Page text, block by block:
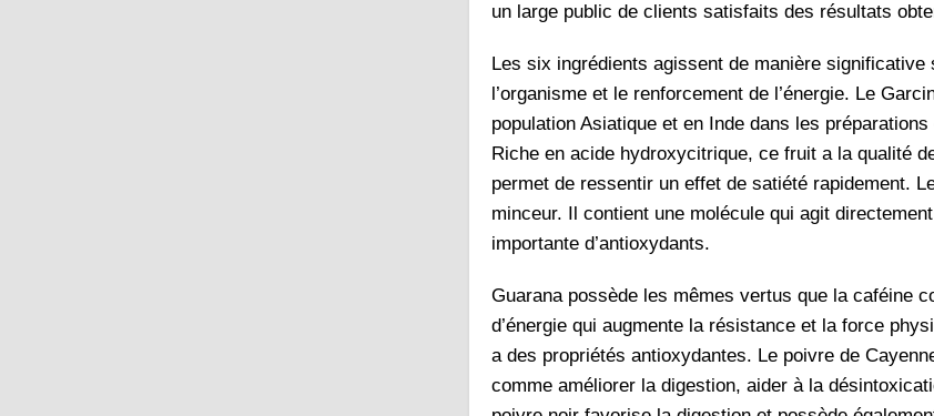
un large public de clients satisfaits des résultats
Les six ingrédients agissent de manière
l’organisme et le renforcement de l’énergie. Le
population Asiatique et en Inde dans les
Riche en acide hydroxycitrique, ce fruit a la qualité
permet de ressentir un effet de satiété rapidement.
minceur. Il contient une molécule qui agit
importante d’antioxydants.
Guarana possède les mêmes vertus que la caféine
d’énergie qui augmente la résistance et la force
a des propriétés antioxydantes. Le poivre de
comme améliorer la digestion, aider à la